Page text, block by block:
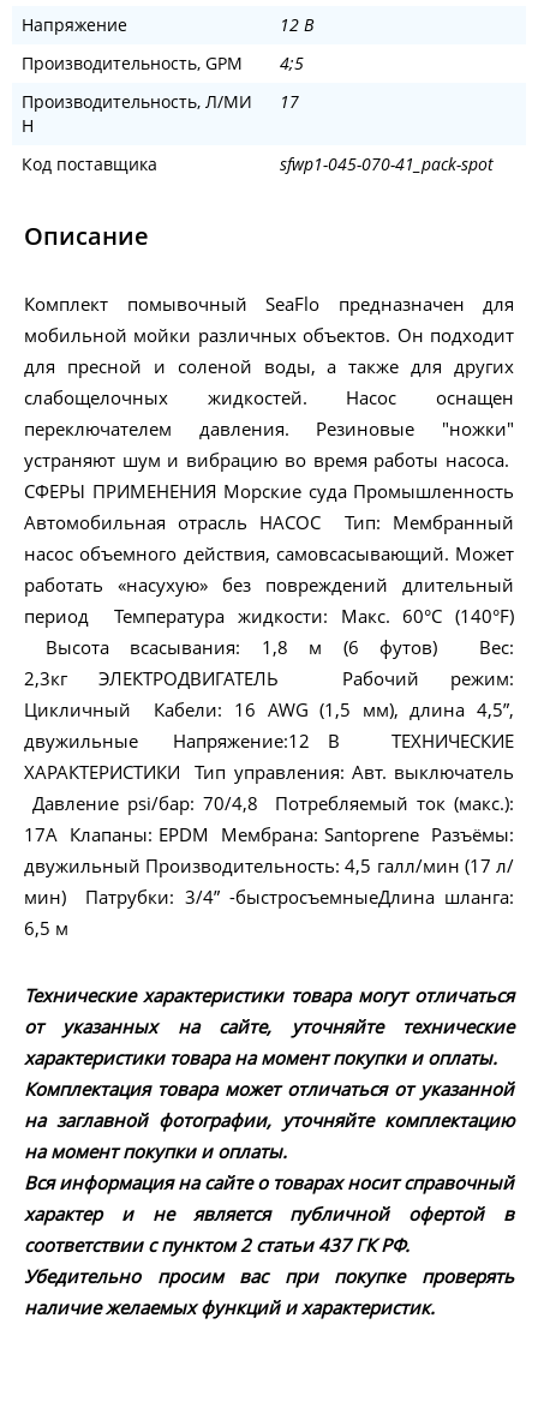
Напряжение
12 В
Производительность, GPM
4;5
Производительность, Л/МИ
Н
17
Код поставщика sfwp1-045-070-41_pack-spot
Описание
Комплект помывочный SeaFlo предназначен для
мобильной мойки различных объектов. Он подходит
для пресной и соленой воды, а также для других
слабощелочных жидкостей. Насос оснащен
переключателем давления. Резиновые "ножки"
устраняют шум и вибрацию во время работы насоса.
СФЕРЫ ПРИМЕНЕНИЯ Морские суда Промышленность
Автомобильная отрасль НАСОС Тип: Мембранный
насос объемного действия, самовсасывающий. Может
работать «насухую» без повреждений длительный
период Температура жидкости: Макс. 60°C (140°F)
Высота всасывания: 1,8 м (6 футов) Вес:
2,3кг ЭЛЕКТРОДВИГАТЕЛЬ Рабочий режим:
Цикличный Кабели: 16 AWG (1,5 мм), длина 4,5”,
двужильные Напряжение:12 В ТЕХНИЧЕСКИЕ
ХАРАКТЕРИСТИКИ Тип управления: Авт. выключатель
Давление psi/бар: 70/4,8 Потребляемый ток (макс.):
17A Клапаны: EPDM Мембрана: Santoprene Разъёмы:
двужильный Производительность: 4,5 галл/мин (17 л/
мин) Патрубки: 3/4” -быстросъемныеДлина шланга:
6,5 м
Технические характеристики товара могут отличаться
от указанных на сайте, уточняйте технические
характеристики товара на момент покупки и оплаты.
Комплектация товара может отличаться от указанной
на заглавной фотографии, уточняйте комплектацию
на момент покупки и оплаты.
Вся информация на сайте о товарах носит справочный
характер и не является публичной офертой в
соответствии с пунктом 2 статьи 437 ГК РФ.
Убедительно просим вас при покупке проверять
наличие желаемых функций и характеристик.